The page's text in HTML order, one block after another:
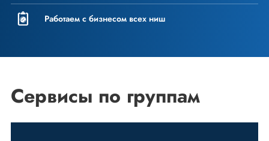
Работаем с бизнесом всех ниш
Сервисы по группам